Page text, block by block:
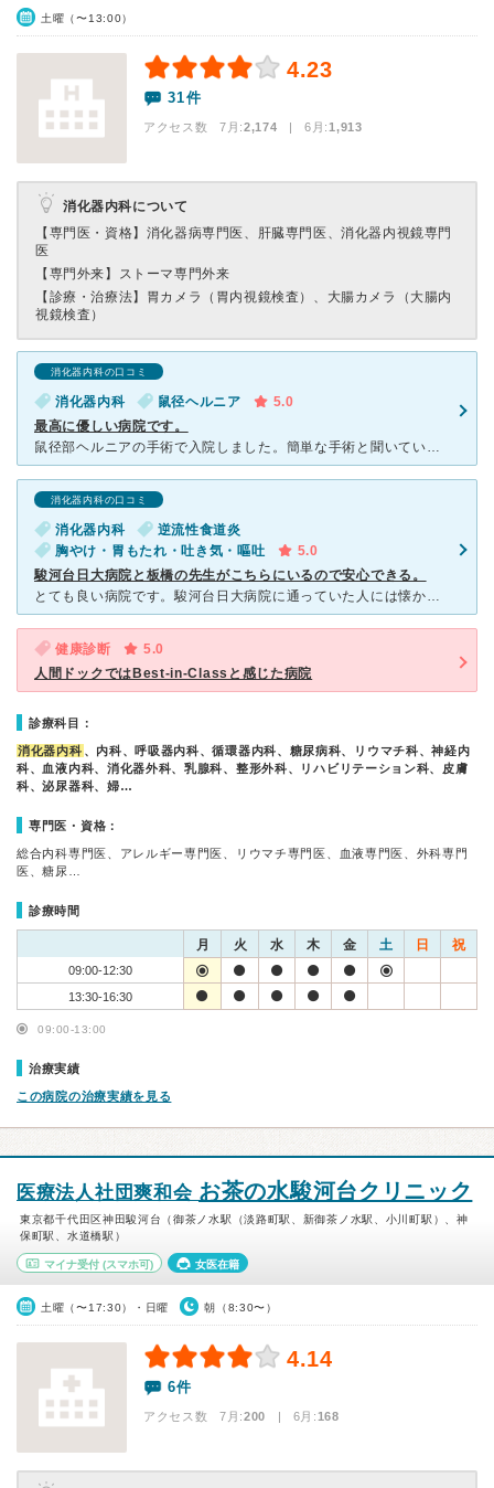
土曜（〜13:00）
4.23
31件
アクセス数 7月:2,174 | 6月:1,913
消化器内科について
【専門医・資格】 消化器病専門医、肝臓専門医、消化器内視鏡専門
医
【専門外来】 ストーマ専門外来
【診療・治療法】 胃カメラ（胃内視鏡検査）、大腸カメラ（大腸内
視鏡検査）
消化器内科の口コミ
消化器内科 鼠径ヘルニア
5.0
最高に優しい病院です。
鼠径部ヘルニアの手術で入院しました。簡単な手術と聞いていたのですが、腹腔鏡を使っての手術だったので、術後の回復も早く退院が出来ました。残念なことに、今回は再発させてしまい、腹腔鏡と開腹を合わせての手術
消化器内科の口コミ
消化器内科
逆流性食道炎
胸やけ・胃もたれ・吐き気・嘔吐
5.0
駿河台日大病院と板橋の先生がこちらにいるので安心できる。
とても良い病院です。駿河台日大病院に通っていた人には懐かしい絨毯が引いてある病院です。先生に心臓病の発見をしていただき手術は別先生でしたが日本大学病院では見捨てられしまい。第一発見して頂いた先生が、杏
健康診断
5.0
人間ドックではBest-in-Classと感じた病院
診療科目：
消化器内科 、内科、呼吸器内科、循環器内科、糖尿病科、リウマチ科、神経内
科、血液内科、消化器外科、乳腺科、整形外科、リハビリテーション科、皮膚
科、泌尿器科、婦…
専門医・資格：
総合内科専門医、アレルギー専門医、リウマチ専門医、血液専門医、外科専門
医、糖尿…
診療時間
月 火 水 木 金 土 日 祝
09:00-12:30
13:30-16:30
09:00-13:00
治療実績
この病院の治療実績を見る
医療法人社団爽和会 お茶の水駿河台クリニック
東京都千代田区神田駿河台（御茶ノ水駅（淡路町駅、新御茶ノ水駅、小川町駅）、神
保町駅、水道橋駅）
マイナ受付 (スマホ可) 女医在籍
土曜（〜17:30）・日曜 朝（8:30〜）
4.14
6件
アクセス数 7月:200 | 6月:168